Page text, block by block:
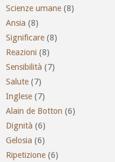
Scienze umane (8)
Ansia (8)
Significare (8)
Reazioni (8)
Sensibilità (7)
Salute (7)
Inglese (7)
Alain de Botton (6)
Dignità (6)
Gelosia (6)
Ripetizione (6)